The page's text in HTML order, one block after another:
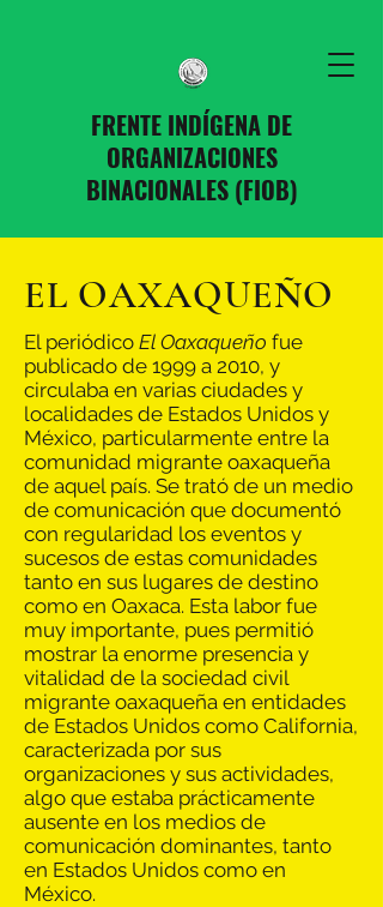
FRENTE INDÍGENA DE
ORGANIZACIONES
BINACIONALES (FIOB)
EL OAXAQUEÑO
El periódico El Oaxaqueño fue
publicado de 1999 a 2010, y
circulaba en varias ciudades y
localidades de Estados Unidos y
México, particularmente entre la
comunidad migrante oaxaqueña
de aquel país. Se trató de un medio
de comunicación que documentó
con regularidad los eventos y
sucesos de estas comunidades
tanto en sus lugares de destino
como en Oaxaca. Esta labor fue
muy importante, pues permitió
mostrar la enorme presencia y
vitalidad de la sociedad civil
migrante oaxaqueña en entidades
de Estados Unidos como California,
caracterizada por sus
organizaciones y sus actividades,
algo que estaba prácticamente
ausente en los medios de
comunicación dominantes, tanto
en Estados Unidos como en
México.